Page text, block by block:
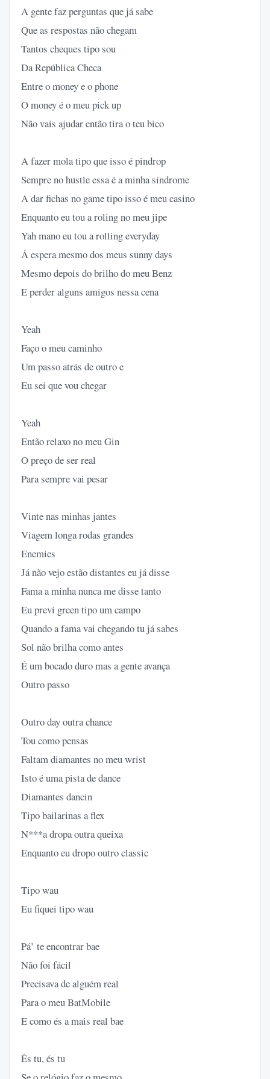
A gente faz perguntas que já sabe
Que as respostas não chegam
Tantos cheques tipo sou
Da República Checa
Entre o money e o phone
O money é o meu pick up
Não vais ajudar então tira o teu bico
A fazer mola tipo que isso é pindrop
Sempre no hustle essa é a minha síndrome
A dar fichas no game tipo isso é meu casino
Enquanto eu tou a roling no meu jipe
Yah mano eu tou a rolling everyday
Á espera mesmo dos meus sunny days
Mesmo depois do brilho do meu Benz
E perder alguns amigos nessa cena
Yeah
Faço o meu caminho
Um passo atrás de outro e
Eu sei que vou chegar
Yeah
Então relaxo no meu Gin
O preço de ser real
Para sempre vai pesar
Vinte nas minhas jantes
Viagem longa rodas grandes
Enemies
Já não vejo estão distantes eu já disse
Fama a minha nunca me disse tanto
Eu previ green tipo um campo
Quando a fama vai chegando tu já sabes
Sol não brilha como antes
É um bocado duro mas a gente avança
Outro passo
Outro day outra chance
Tou como pensas
Faltam diamantes no meu wrist
Isto é uma pista de dance
Diamantes dancin
Tipo bailarinas a flex
N***a dropa outra queixa
Enquanto eu dropo outro classic
Tipo wau
Eu fiquei tipo wau
Pá’ te encontrar bae
Não foi fácil
Precisava de alguém real
Para o meu BatMobile
E como és a mais real bae
És tu, és tu